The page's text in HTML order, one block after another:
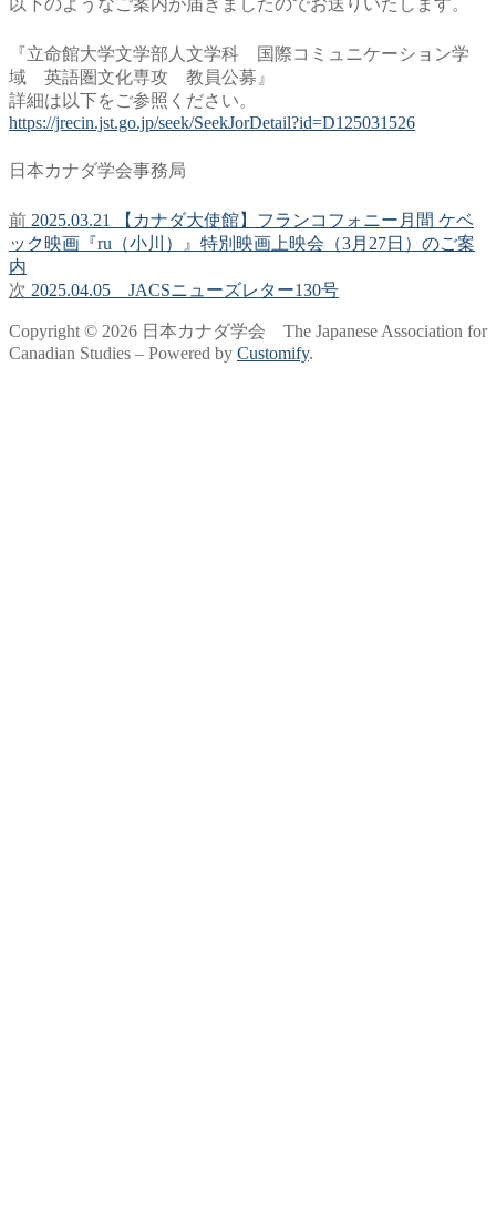
以下のようなご案内が届きましたのでお送りいたします。
『立命館大学文学部人文学科 国際コミュニケーション学
域 英語圏文化専攻 教員公募』
詳細は以下をご参照ください。
https://jrecin.jst.go.jp/seek/SeekJorDetail?id=D125031526
日本カナダ学会事務局
投
稿
ナ
ビ
ゲ
前 前
の
稿:
2025.03.21 【カナダ大使館】フランコフォニー月間 ケベ
ック映画『ru（小川）』特別映画上映会（3月27日）のご案
内
次 次
投
稿:
2025.04.05 JACSニューズレター130号
Copyright © 2026 日本カナダ学会 The Japanese Association for
Canadian Studies – Powered by Customify.